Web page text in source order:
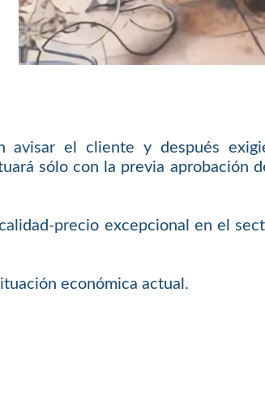
el cliente y después
sólo con la previa aprobación
precio excepcional en el
económica actual.